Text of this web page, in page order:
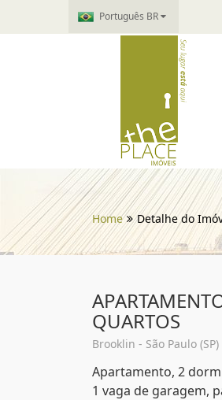
Português BR
Home Detalhe do
QUARTOS
Brooklin - São Paulo (SP)
Apartamento, 2
1 vaga de garagem,